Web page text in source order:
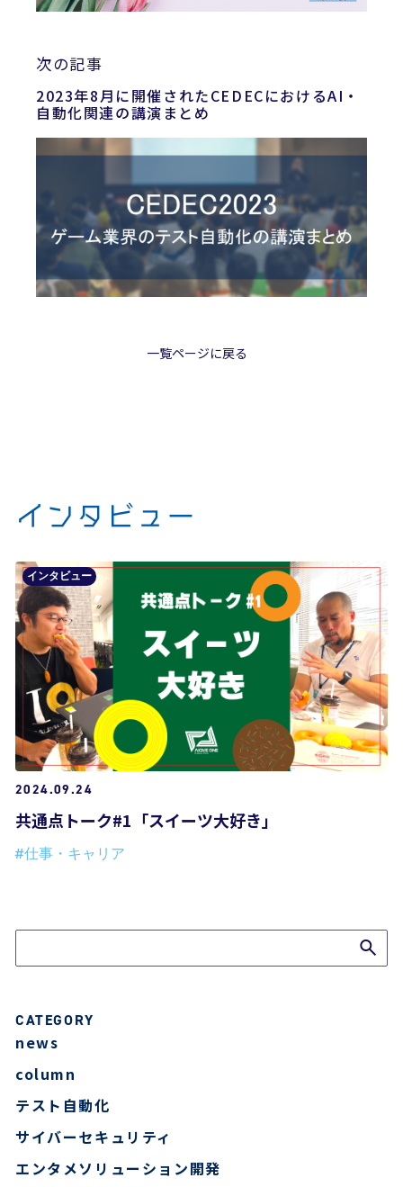
次の記事
2023年8月に開催されたCEDECにおけるAI・
自動化関連の講演まとめ
一覧ページに戻る
インタビュー
インタビュー
2024.09.24
共通点トーク#1「スイーツ大好き」
#仕事・キャリア
CATEGORY
news
column
テスト自動化
サイバーセキュリティ
エンタメソリューション開発